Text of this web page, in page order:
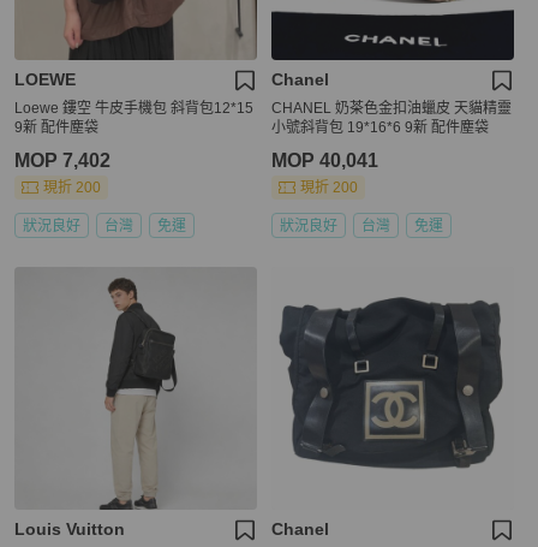
LOEWE
Loewe 鏤空 牛皮手機包 斜背包12*15
9新 配件塵袋
MOP 7,402
現折 200
狀況良好 台灣 免運
Chanel
CHANEL 奶茶色金扣油蠟皮 天貓精靈
小號斜背包 19*16*6 9新 配件塵袋
MOP 40,041
現折 200
狀況良好 台灣 免運
Louis Vuitton Chanel